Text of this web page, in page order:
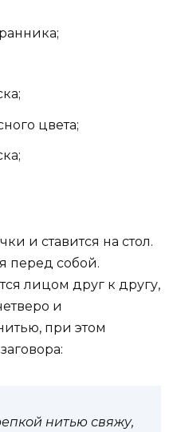
цвета;
и ставится на стол.
перед собой.
лицом друг к другу,
и
при этом
нитью свяжу,